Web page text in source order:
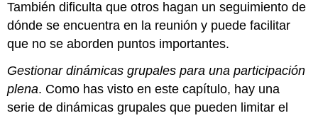
También dificulta que otros hagan un seguimiento de
dónde se encuentra en la reunión y puede facilitar
que no se aborden puntos importantes.
Gestionar dinámicas grupales para una participación
plena. Como has visto en este capítulo, hay una
serie de dinámicas grupales que pueden limitar el